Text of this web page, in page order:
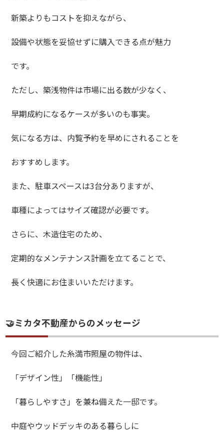
新築よりもコストを抑えながら、
設備や状態を妥協せずに購入できる点が魅力
です。
ただし、築浅物件は市場に出る数が少なく、
早期成約になるケースが多いのも事実。
気になる方は、内覧予約を早めにされることを
おすすめします。
また、駐車スペースは3台分ありますが、
車種によってはサイズ確認が必要です。
さらに、木造住宅のため、
定期的なメンテナンス計画を立てることで、
長く快適にお住まいいただけます。
🤝ミカタ不動産からのメッセージ
今回ご紹介した糸満市照屋の物件は、
「デザイン性」「機能性」
「暮らしやすさ」を兼ね備えた一邸です。
中庭やウッドデッキのある暮らしに